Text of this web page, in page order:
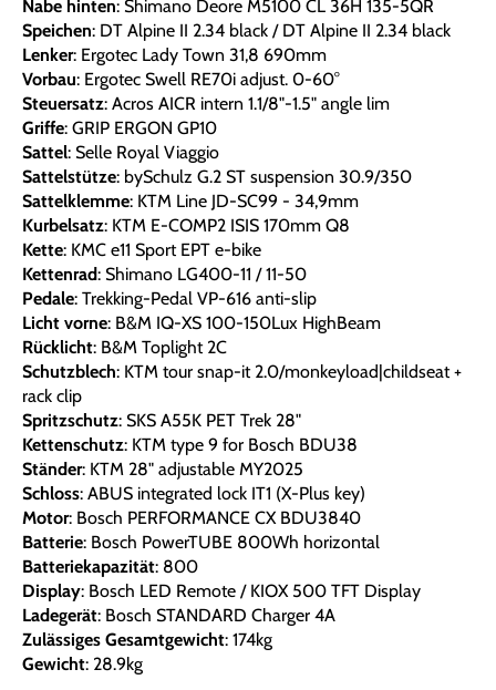
Nabe hinten: Shimano Deore M5100 CL 36H 135-5QR
Speichen: DT Alpine II 2.34 black / DT Alpine II 2.34 black
Lenker: Ergotec Lady Town 31,8 690mm
Vorbau: Ergotec Swell RE70i adjust. 0-60°
Steuersatz: Acros AICR intern 1.1/8"-1.5" angle lim
Griffe: GRIP ERGON GP10
Sattel: Selle Royal Viaggio
Sattelstütze: bySchulz G.2 ST suspension 30.9/350
Sattelklemme: KTM Line JD-SC99 - 34,9mm
Kurbelsatz: KTM E-COMP2 ISIS 170mm Q8
Kette: KMC e11 Sport EPT e-bike
Kettenrad: Shimano LG400-11 / 11-50
Pedale: Trekking-Pedal VP-616 anti-slip
Licht vorne: B&M IQ-XS 100-150Lux HighBeam
Rücklicht: B&M Toplight 2C
Schutzblech: KTM tour snap-it 2.0/monkeyload|childseat +
rack clip
Spritzschutz: SKS A55K PET Trek 28"
Kettenschutz: KTM type 9 for Bosch BDU38
Ständer: KTM 28" adjustable MY2025
Schloss: ABUS integrated lock IT1 (X-Plus key)
Motor: Bosch PERFORMANCE CX BDU3840
Batterie: Bosch PowerTUBE 800Wh horizontal
Batteriekapazität: 800
Display: Bosch LED Remote / KIOX 500 TFT Display
Ladegerät: Bosch STANDARD Charger 4A
Zulässiges Gesamtgewicht: 174kg
Gewicht: 28.9kg